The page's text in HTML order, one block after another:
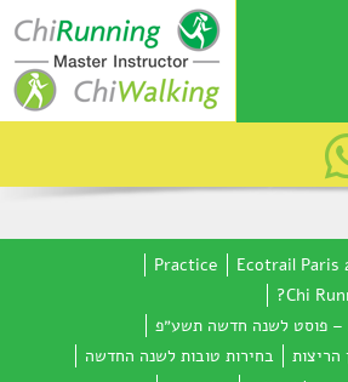
Ecotrail Paris
Practice
– פוסט לשנה חדשה תשע״פ
הריצות
בחירות טובות לשנה החדשה